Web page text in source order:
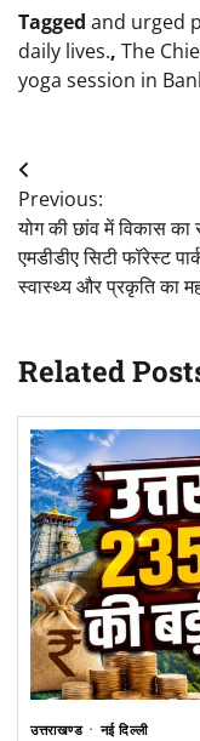
Tagged and urged
daily lives., The
yoga session in
Post
navigation
Previous:
योग की छांव में विकास
एमडीडीए सिटी फॉरेस्ट
स्वास्थ्य और प्रकृति का
Related
उत्तराखण्ड नई दिल्ली